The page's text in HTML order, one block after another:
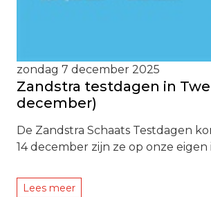
zondag 7 december 2025
Zandstra testdagen in
december)
De Zandstra Schaats Testdagen
14 december zijn ze op onze eigen
Lees meer